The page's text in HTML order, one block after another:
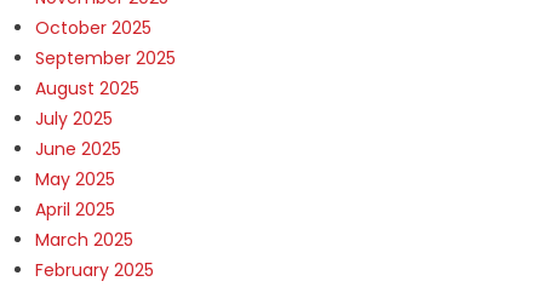
October 2025
September 2025
August 2025
July 2025
June 2025
May 2025
April 2025
March 2025
February 2025